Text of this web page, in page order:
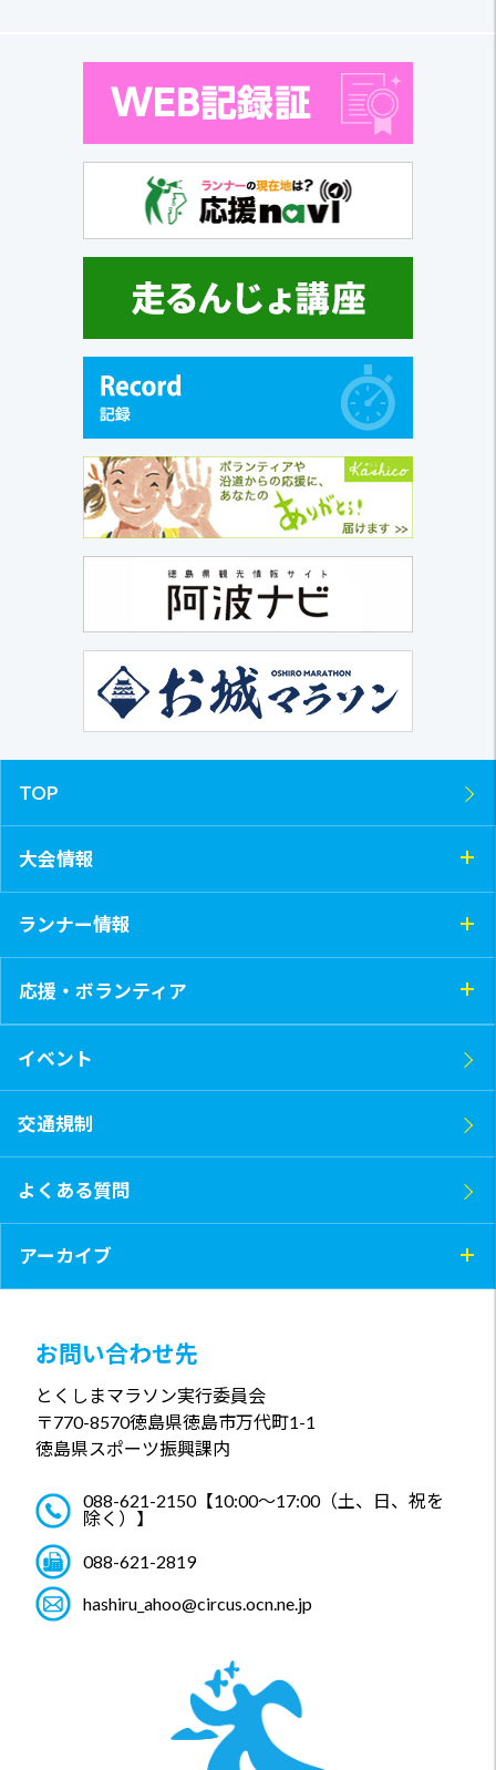
TOP
大会情報
ランナー情報
応援・ボランティア
イベント
交通規制
よくある質問
アーカイブ
お問い合わせ先
とくしまマラソン実行委員会
〒770-8570徳島県徳島市万代町1-1
徳島県スポーツ振興課内
088-621-2150【10:00～17:00（土、日、祝を
除く）】
088-621-2819
hashiru_ahoo@circus.ocn.ne.jp